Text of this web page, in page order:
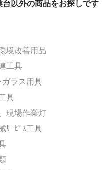
台以外の商品をお探しです
境改善用品
工具
ガラス用具
具
現場作業灯
ｻｰﾋﾞｽ工具